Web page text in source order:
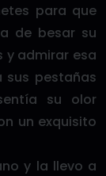
para que
de besar su
y admirar esa
sus pestañas
su olor
un exquisito
y la llevo a